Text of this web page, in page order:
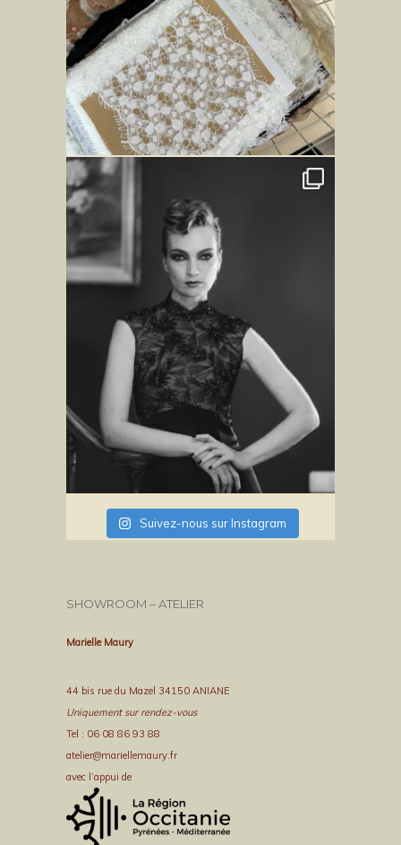
Suivez-nous sur Instagram
SHOWROOM – ATELIER
Marielle Maury
44 bis rue du Mazel 34150 ANIANE
Uniquement sur rendez-vous
Tel : 06 08 86 93 88
atelier@mariellemaury.fr
avec l’appui de